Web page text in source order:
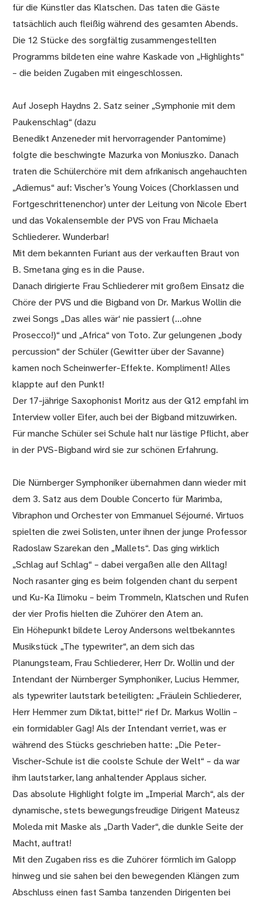
für die Künstler das Klatschen. Das taten die Gäste
tatsächlich auch fleißig während des gesamten Abends.
Die 12 Stücke des sorgfältig zusammengestellten
Programms bildeten eine wahre Kaskade von „Highlights“
– die beiden Zugaben mit eingeschlossen.
Auf Joseph Haydns 2. Satz seiner „Symphonie mit dem
Paukenschlag“ (dazu
Benedikt Anzeneder mit hervorragender Pantomime)
folgte die beschwingte Mazurka von Moniuszko. Danach
traten die Schülerchöre mit dem afrikanisch angehauchten
„Adiemus“ auf: Vischer’s Young Voices (Chorklassen und
Fortgeschrittenenchor) unter der Leitung von Nicole Ebert
und das Vokalensemble der PVS von Frau Michaela
Schliederer. Wunderbar!
Mit dem bekannten Furiant aus der verkauften Braut von
B. Smetana ging es in die Pause.
Danach dirigierte Frau Schliederer mit großem Einsatz die
Chöre der PVS und die Bigband von Dr. Markus Wollin die
zwei Songs „Das alles wär‘ nie passiert (...ohne
Prosecco!)“ und „Africa“ von Toto. Zur gelungenen „body
percussion“ der Schüler (Gewitter über der Savanne)
kamen noch Scheinwerfer-Effekte. Kompliment! Alles
klappte auf den Punkt!
Der 17-jährige Saxophonist Moritz aus der Q12 empfahl im
Interview voller Eifer, auch bei der Bigband mitzuwirken.
Für manche Schüler sei Schule halt nur lästige Pflicht, aber
in der PVS-Bigband wird sie zur schönen Erfahrung.
Die Nürnberger Symphoniker übernahmen dann wieder mit
dem 3. Satz aus dem Double Concerto für Marimba,
Vibraphon und Orchester von Emmanuel Séjourné. Virtuos
spielten die zwei Solisten, unter ihnen der junge Professor
Radoslaw Szarekan den „Mallets“. Das ging wirklich
„Schlag auf Schlag“ – dabei vergaßen alle den Alltag!
Noch rasanter ging es beim folgenden chant du serpent
und Ku-Ka Ilimoku – beim Trommeln, Klatschen und Rufen
der vier Profis hielten die Zuhörer den Atem an.
Ein Höhepunkt bildete Leroy Andersons weltbekanntes
Musikstück „The typewriter“, an dem sich das
Planungsteam, Frau Schliederer, Herr Dr. Wollin und der
Intendant der Nürnberger Symphoniker, Lucius Hemmer,
als typewriter lautstark beteiligten: „Fräulein Schliederer,
Herr Hemmer zum Diktat, bitte!“ rief Dr. Markus Wollin –
ein formidabler Gag! Als der Intendant verriet, was er
während des Stücks geschrieben hatte: „Die Peter-
Vischer-Schule ist die coolste Schule der Welt“ – da war
ihm lautstarker, lang anhaltender Applaus sicher.
Das absolute Highlight folgte im „Imperial March“, als der
dynamische, stets bewegungsfreudige Dirigent Mateusz
Moleda mit Maske als „Darth Vader“, die dunkle Seite der
Macht, auftrat!
Mit den Zugaben riss es die Zuhörer förmlich im Galopp
hinweg und sie sahen bei den bewegenden Klängen zum
Abschluss einen fast Samba tanzenden Dirigenten bei